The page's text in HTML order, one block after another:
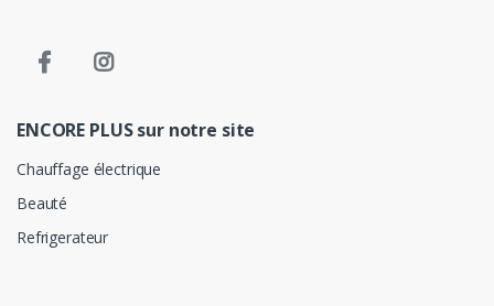
ENCORE PLUS sur notre site
Chauffage électrique
Beauté
Refrigerateur